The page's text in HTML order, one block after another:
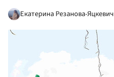
Екатерина Резанова-Яцкевич